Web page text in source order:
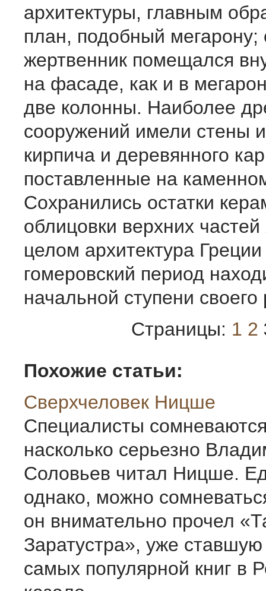
архитектуры, главным
план, подобный мегарону;
жертвенник помещался
на фасаде, как и в
две колонны. Наиболее
сооружений имели стены
кирпича и деревянного
поставленные на
Сохранились остатки
облицовки верхних
целом архитектура Греции
гомеровский период
начальной ступени своего
Страницы: 1 2
Похожие статьи:
Сверхчеловек Ницше
Специалисты
насколько серьезно
Соловьев читал Ницше.
однако, можно
он внимательно прочел
Заратустра», уже
самых популярной книг в